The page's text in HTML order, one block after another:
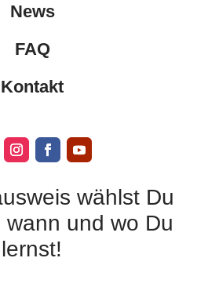
News
FAQ
Kontakt
wählst Du
wann und wo Du
lernst!